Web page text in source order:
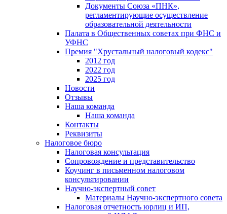
Документы Союза «ПНК»,
регламентирующие осуществление
образовательной деятельности
Палата в Общественных советах при ФНС и
УФНС
Премия "Хрустальный налоговый кодекс"
2012 год
2022 год
2025 год
Новости
Отзывы
Наша команда
Наша команда
Контакты
Реквизиты
Налоговое бюро
Налоговая консультация
Cопровождение и представительство
Коучинг в письменном налоговом
консультировании
Научно-экспертный совет
Материалы Научно-экспертного совета
Налоговая отчетность юрлиц и ИП,